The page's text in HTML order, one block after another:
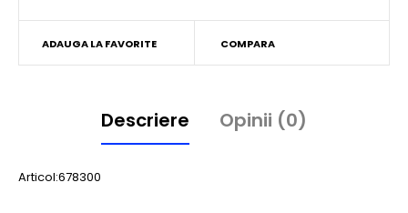
ADAUGA LA FAVORITE COMPARA
Descriere Opinii (0)
Articol:678300